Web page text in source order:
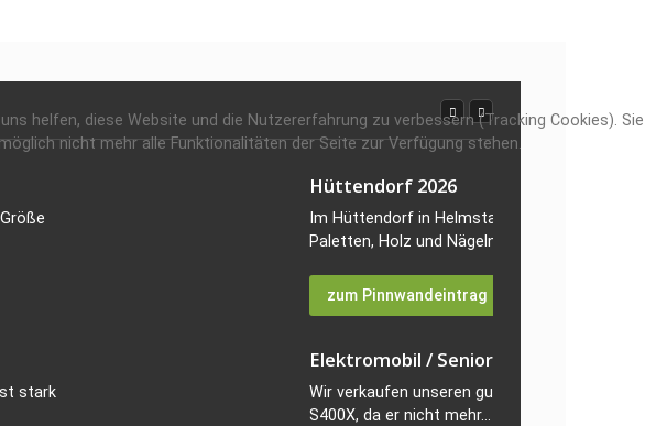
Hüttendorf 2026
Im Hüttendorf in Helmstadt haben die Kinder
Paletten, Holz und Nägeln...
zum Pinnwandeintrag
stark
Elektromobil / Senioren-Scooter
Wir verkaufen unseren gut erhaltenen
S400X, da er nicht mehr...
helfen, diese Website und die Nutzererfahrung zu verbessern (Tracking Cookies). Sie
nicht mehr alle Funktionalitäten der Seite zur Verfügung stehen.